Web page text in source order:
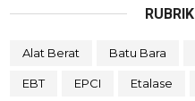
RUBRIK
Alat Berat Batu Bara
EBT EPCI Etalase